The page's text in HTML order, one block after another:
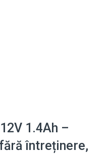
1.4Ah –
întreținere,